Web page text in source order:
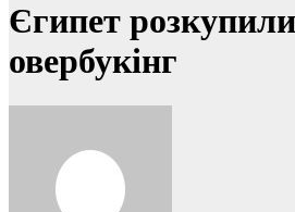
Єгипет
овербукінг